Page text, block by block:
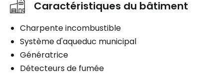
Caractéristiques du bâtiment
Charpente incombustible
Système d'aqueduc municipal
Génératrice
Détecteurs de fumée